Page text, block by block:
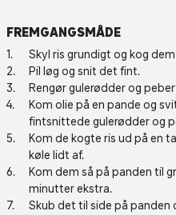
FREMGANGSMÅDE
Skyl ris grundigt og kog
Pil løg og snit det fint.
Rengør gulerødder og
Kom olie på en pande og
fintsnittede gulerødder og
Kom de kogte ris ud på en
køle lidt af.
Kom dem så på panden til
minutter ekstra.
Skub det til side på panden